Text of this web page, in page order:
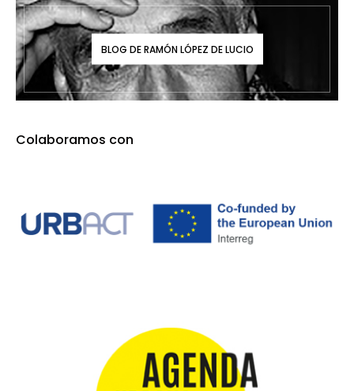
BLOG DE RAMÓN LÓPEZ DE LUCIO
Colaboramos con